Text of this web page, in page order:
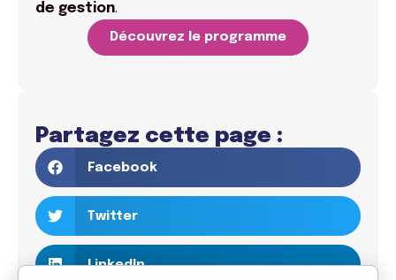
de gestion.
Découvrez le programme
Partagez cette page :
Facebook
Twitter
LinkedIn